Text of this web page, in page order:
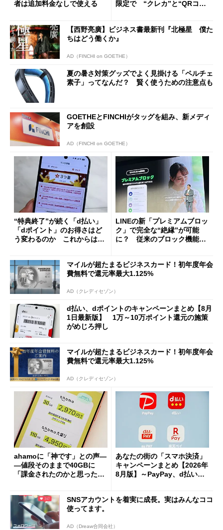
者は追加料金なしで使える
限定で “クレカ”と“QRコー
【西野亮廣】ビジネス書最新刊『北極星 僕た
ちはどう働くか』
AD（FINCHI on GOETHE）
夏の暑さ対策グッズでよく見掛ける「ペルチェ
素子」ってなんだ？ 賢く使うための注意点も
GOETHEとFINCHIがタッグを組み、新メディ
アを創設
AD（FINCHI on GOETHE）
“特典終了”が続く「d払い」
「dポイント」のお得さはど
う変わるのか これからは
LINEの新「プレミアムブロッ
ク」で完全な“絶縁”が可能
に？ 従来のブロック機能と
マイルが超たまるビジネスカード！初年度年会
費無料で還元率最大1.125%
AD（クレディセゾン）
d払い、dポイントのキャンペーンまとめ【8月
1日最新版】 1万～10万ポイント還元の施策
がめじろ押し
マイルが超たまるビジネスカード！初年度年会
費無料で還元率最大1.125%
AD（クレディセゾン）
ahamoに「神です」との声―
―値段そのままで40GBに
「課金されたのかと思った」
あなたの街の「スマホ決済」
キャンペーンまとめ【2026年
8月版】～PayPay、d払い、a
SNSアカウントを着実に成長。実はみんなココ
使ってます。
AD（Dreaw合同会社）